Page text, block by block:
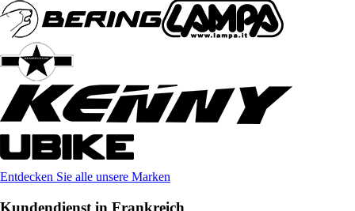
Entdecken Sie alle unsere Marken
Kundendienst in Frankreich